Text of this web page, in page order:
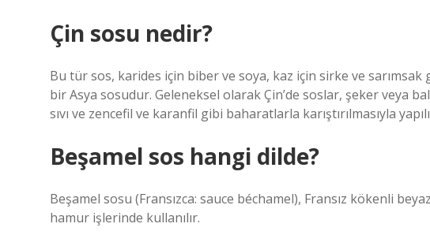
Çin sosu nedir?
Bu tür sos, karides için biber ve soya, kaz için sirke ve
bir Asya sosudur. Geleneksel olarak Çin’de soslar, şeker veya
sıvı ve zencefil ve karanfil gibi baharatlarla karıştırılmasıyla
Beşamel sos hangi dilde?
Beşamel sosu (Fransızca: sauce béchamel), Fransız kökenli
hamur işlerinde kullanılır.